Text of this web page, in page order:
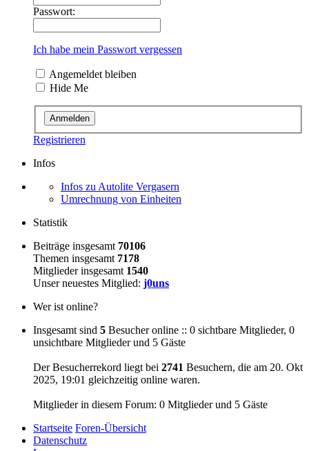
Passwort:
Ich habe mein Passwort vergessen
Angemeldet bleiben
Hide Me
Registrieren
Infos
Infos zu Autolite Vergasern
Umrechnung von Einheiten
Statistik
Beiträge insgesamt 70106
Themen insgesamt 7178
Mitglieder insgesamt 1540
Unser neuestes Mitglied: j0uns
Wer ist online?
Insgesamt sind 5 Besucher online :: 0 sichtbare Mitglieder, 0
unsichtbare Mitglieder und 5 Gäste
Der Besucherrekord liegt bei 2741 Besuchern, die am 20. Okt
2025, 19:01 gleichzeitig online waren.
Mitglieder in diesem Forum: 0 Mitglieder und 5 Gäste
Startseite Foren-Übersicht
Datenschutz